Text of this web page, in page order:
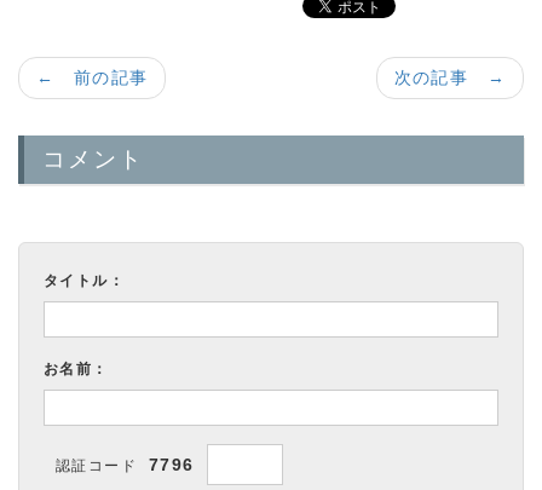
次の記事 →
← 前の記事
コメント
タイトル：
お名前：
認証コード 7796